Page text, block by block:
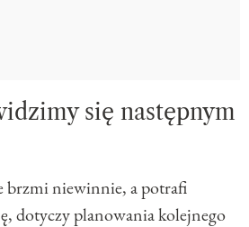
się następnym
brzmi niewinnie, a potrafi
dotyczy planowania kolejnego